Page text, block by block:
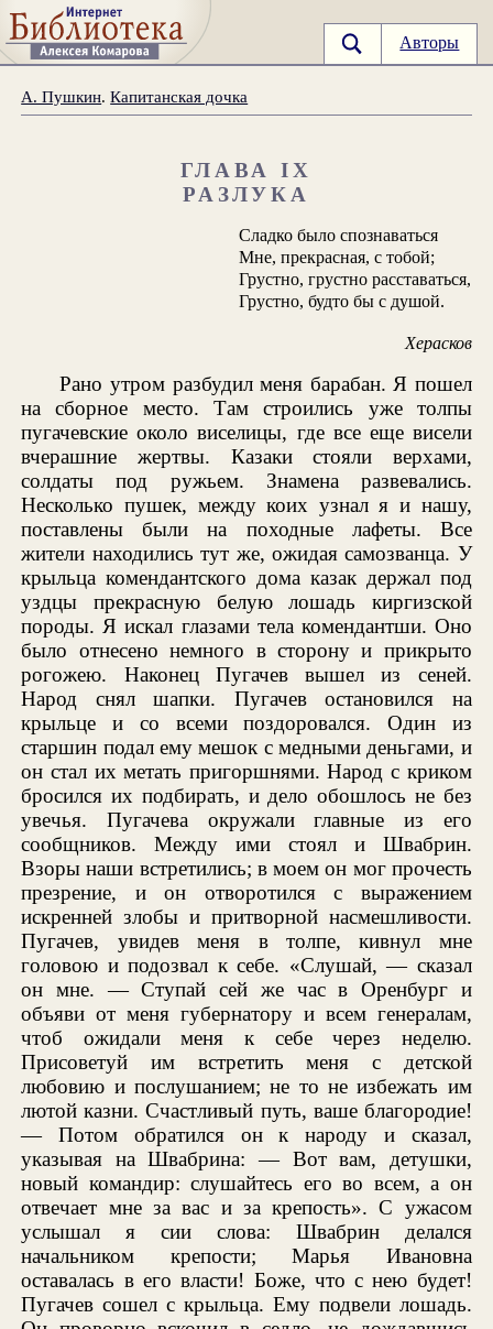
Авторы
А. Пушкин.Капитанская дочка
ГЛАВА IX
РАЗЛУКА
Сладко было спознаваться
Мне, прекрасная, с тобой;
Грустно, грустно расставаться,
Грустно, будто бы с душой.
Херасков
Рано утром разбудил меня барабан. Я пошел
на сборное место. Там строились уже толпы
пугачевские около виселицы, где все еще висели
вчерашние жертвы. Казаки стояли верхами,
солдаты под ружьем. Знамена развевались.
Несколько пушек, между коих узнал я и нашу,
поставлены были на походные лафеты. Все
жители находились тут же, ожидая самозванца. У
крыльца комендантского дома казак держал под
уздцы прекрасную белую лошадь киргизской
породы. Я искал глазами тела комендантши. Оно
было отнесено немного в сторону и прикрыто
рогожею. Наконец Пугачев вышел из сеней.
Народ снял шапки. Пугачев остановился на
крыльце и со всеми поздоровался. Один из
старшин подал ему мешок с медными деньгами, и
он стал их метать пригоршнями. Народ с криком
бросился их подбирать, и дело обошлось не без
увечья. Пугачева окружали главные из его
сообщников. Между ими стоял и Швабрин.
Взоры наши встретились; в моем он мог прочесть
презрение, и он отворотился с выражением
искренней злобы и притворной насмешливости.
Пугачев, увидев меня в толпе, кивнул мне
головою и подозвал к себе. «Слушай, — сказал
он мне. — Ступай сей же час в Оренбург и
объяви от меня губернатору и всем генералам,
чтоб ожидали меня к себе через неделю.
Присоветуй им встретить меня с детской
любовию и послушанием; не то не избежать им
лютой казни. Счастливый путь, ваше благородие!
— Потом обратился он к народу и сказал,
указывая на Швабрина: — Вот вам, детушки,
новый командир: слушайтесь его во всем, а он
отвечает мне за вас и за крепость». С ужасом
услышал я сии слова: Швабрин делался
начальником крепости; Марья Ивановна
оставалась в его власти! Боже, что с нею будет!
Пугачев сошел с крыльца. Ему подвели лошадь.